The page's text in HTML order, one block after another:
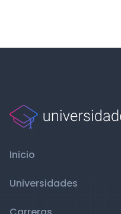
Inicio
Universidades